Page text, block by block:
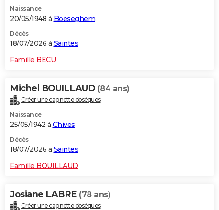
Naissance
20/05/1948 à Boëseghem
Décès
18/07/2026 à Saintes
Famille BECU
Michel BOUILLAUD (84 ans)
Créer une cagnotte obsèques
Naissance
25/05/1942 à Chives
Décès
18/07/2026 à Saintes
Famille BOUILLAUD
Josiane LABRE (78 ans)
Créer une cagnotte obsèques